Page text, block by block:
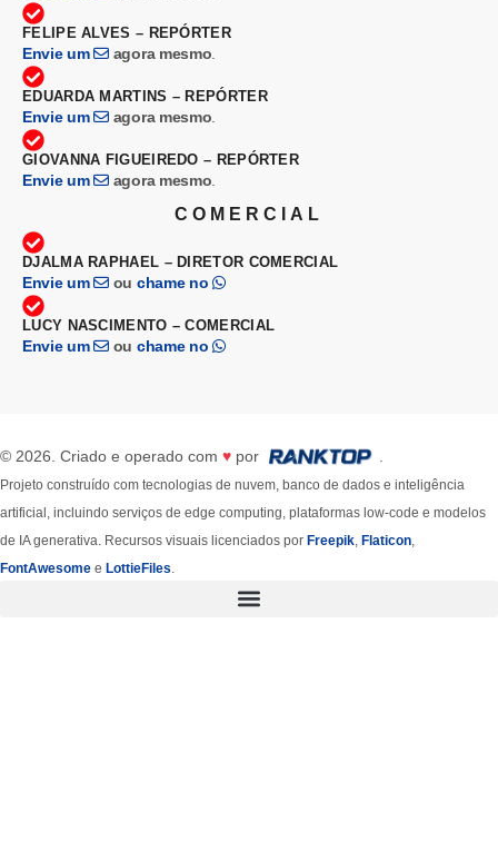
FELIPE ALVES – REPÓRTER
Envie um agora mesmo
EDUARDA MARTINS – REPÓRTER
Envie um agora mesmo
GIOVANNA FIGUEIREDO – REPÓRTER
Envie um agora mesmo
COMERCIAL
DJALMA RAPHAEL – DIRETOR COMERCIAL
Envie um ou chame no
LUCY NASCIMENTO – COMERCIAL
Envie um ou chame no
© 2026. Criado e operado com ♥ por
Projeto construído com tecnologias de nuvem, banco de dados e inteligência
artificial, incluindo serviços de edge computing, plataformas low-code e modelos
de IA generativa. Recursos visuais licenciados por Freepik Flaticon
FontAwesome e LottieFiles